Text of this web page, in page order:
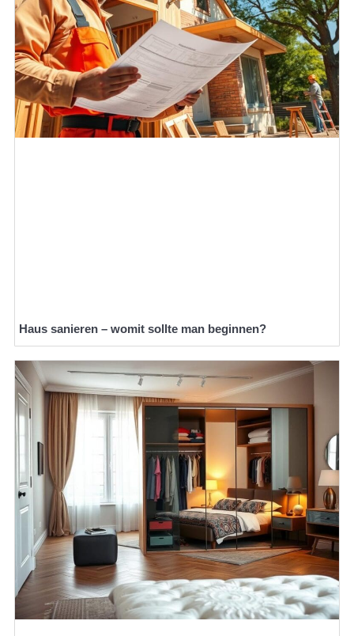
Haus sanieren – womit sollte man beginnen?